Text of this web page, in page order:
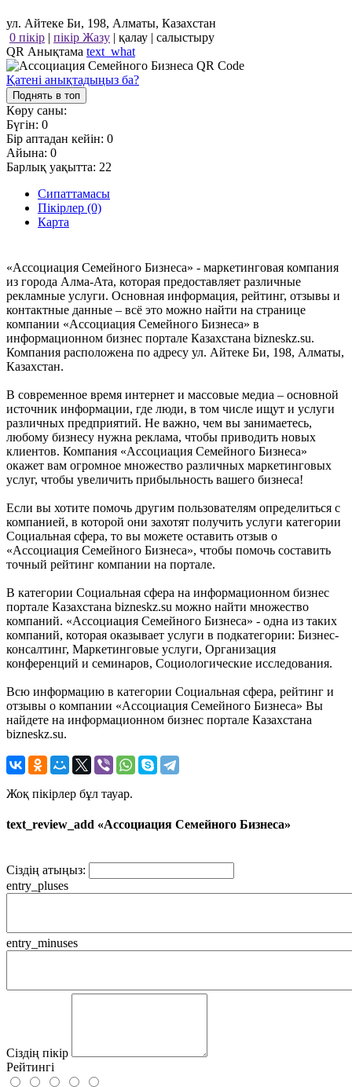
ул. Айтеке Би, 198, Алматы, Казахстан
0 пікір | пікір Жазу | қалау | салыстыру
QR Анықтама text_what
Қатені анықтадыңыз ба?
Поднять в топ
Көру саны:
Бүгін: 0
Бір аптадан кейін: 0
Айына: 0
Барлық уақытта: 22
Сипаттамасы
Пікірлер (0)
Карта
«Ассоциация Семейного Бизнеса» - маркетинговая компания
из города Алма-Ата, которая предоставляет различные
рекламные услуги. Основная информация, рейтинг, отзывы и
контактные данные – всё это можно найти на странице
компании «Ассоциация Семейного Бизнеса» в
информационном бизнес портале Казахстана bizneskz.su.
Компания расположена по адресу ул. Айтеке Би, 198, Алматы,
Казахстан.
В современное время интернет и массовые медиа – основной
источник информации, где люди, в том числе ищут и услуги
различных предприятий. Не важно, чем вы занимаетесь,
любому бизнесу нужна реклама, чтобы приводить новых
клиентов. Компания «Ассоциация Семейного Бизнеса»
окажет вам огромное множество различных маркетинговых
услуг, чтобы увеличить прибыльность вашего бизнеса!
Если вы хотите помочь другим пользователям определиться с
компанией, в которой они захотят получить услуги категории
Социальная сфера, то вы можете оставить отзыв о
«Ассоциация Семейного Бизнеса», чтобы помочь составить
точный рейтинг компании на портале.
В категории Социальная сфера на информационном бизнес
портале Казахстана bizneskz.su можно найти множество
компаний. «Ассоциация Семейного Бизнеса» - одна из таких
компаний, которая оказывает услуги в подкатегории: Бизнес-
консалтинг, Маркетинговые услуги, Организация
конференций и семинаров, Социологические исследования.
Всю информацию в категории Социальная сфера, рейтинг и
отзывы о компании «Ассоциация Семейного Бизнеса» Вы
найдете на информационном бизнес портале Казахстана
bizneskz.su.
Жоқ пікірлер бұл тауар.
text_review_add «Ассоциация Семейного Бизнеса»
Сіздің атыңыз:
entry_pluses
entry_minuses
Сіздің пікір
Рейтингі